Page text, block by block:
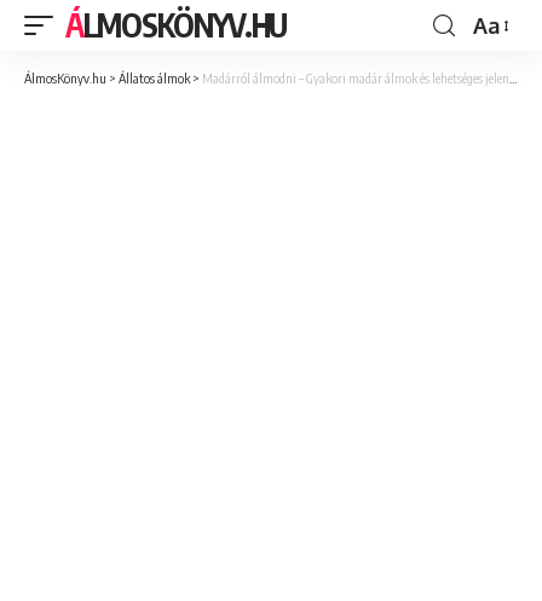
ÁLMOSKÖNYV.HU Aa
ÁlmosKönyv.hu > Állatos álmok > Madárról álmodni – Gyakori madár álmok és lehetséges jelentésük